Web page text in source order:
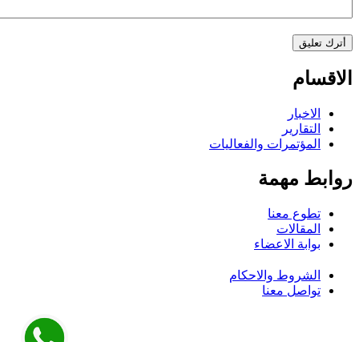
الاقسام
الاخبار
التقارير
المؤتمرات والفعاليات
روابط مهمة
تطوع معنا
المقالات
بوابة الاعضاء
الشروط والاحكام
تواصل معنا